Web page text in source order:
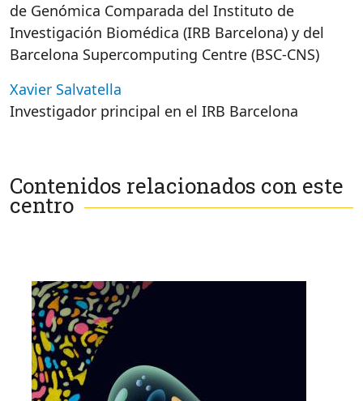
de Genómica Comparada del Instituto de
Investigación Biomédica (IRB Barcelona) y del
Barcelona Supercomputing Centre (BSC-CNS)
Xavier Salvatella
Investigador principal en el IRB Barcelona
Contenidos relacionados con este
centro